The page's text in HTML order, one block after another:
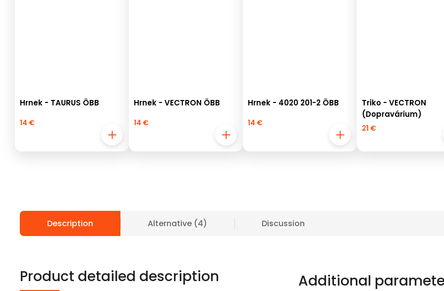
Hrnek - TAURUS ÖBB
14 €
Hrnek - VECTRON ÖBB
14 €
Hrnek - 4020 201-2 ÖBB
14 €
Triko - VECTRON
(Dopravárium)
21 €
Description Alternative (4) Discussion
Product detailed description Additional